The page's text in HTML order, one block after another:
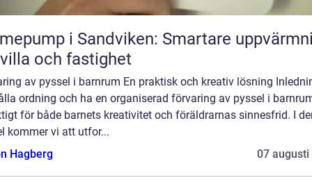
i Sandviken: Smartare
och fastighet
av pyssel i barnrum En praktisk och kreativ lösning
ordning och ha en organiserad förvaring av pyssel i
för både barnets kreativitet och föräldrarnas sinnesfrid. I
kommer vi att utfor...
Hagberg
07 augusti